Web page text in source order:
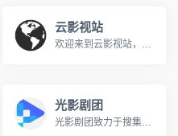
云影视站
欢迎来到云影视站，您的私人免费在线影院。我们提供海量高清电影、电视剧、综艺、动漫及短剧资源，全部支持免费在线观看。在云影视站，享受无广告、高清流畅的极致观影体验，每日同步更新，是您网络追剧的不二之选。
光影剧团
光影剧团致力于搜集全网最新、最热的电影与电视剧资源，为广大影迷提供完全免费、无广告的在线观看服务。我们及时收录高清大片，让您轻松畅享极致的观影体验。